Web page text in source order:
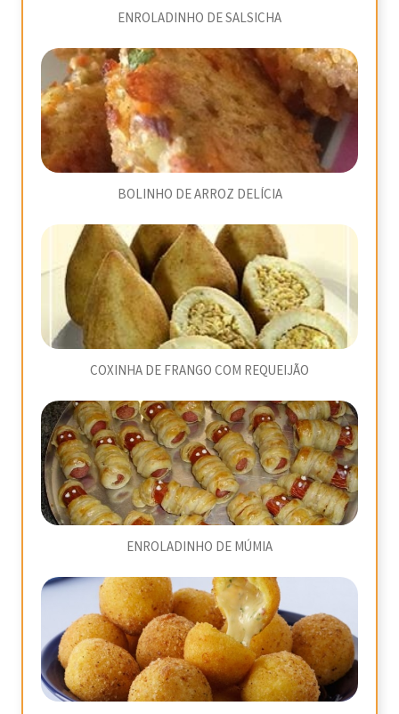
ENROLADINHO DE SALSICHA
BOLINHO DE ARROZ DELÍCIA
COXINHA DE FRANGO COM REQUEIJÃO
ENROLADINHO DE MÚMIA